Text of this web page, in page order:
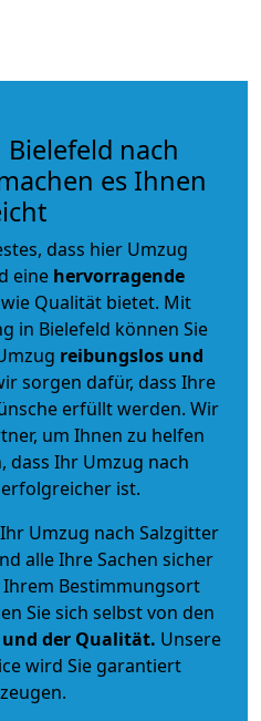
nach
es Ihnen
dass hier Umzug
eine hervorragende
Qualität bietet. Mit
in Bielefeld können Sie
reibungslos und
sorgen dafür, dass Ihre
erfüllt werden. Wir
um Ihnen zu helfen
dass Ihr Umzug nach
ist.
Umzug nach Salzgitter
alle Ihre Sachen sicher
Bestimmungsort
Sie sich selbst von den
der Qualität. Unsere
wird Sie garantiert